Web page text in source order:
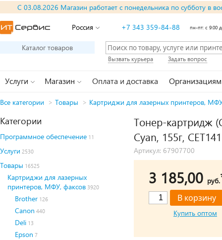
С 03.08.2026 Магазин работает с понедельника по субботу в
Россия +7 343 359-84-88 пн-пт: с 9:00
Каталог товаров
Вызвать курьера Задать вопрос
Услуги Магазин Оплата и доставка Организациям
Все категории > Товары > Картриджи для лазерных принтеров,
Категории
Программное обеспечение 11
Услуги 2530
Товары 16525
Картриджи для лазерных
принтеров, МФУ, факсов 3920
Brother 126
Canon 440
Deli 13
Epson 7
Тонер-картридж
Cyan, 155г,
Артикул: 67907700
3 185,00 руб.
Купить оптом